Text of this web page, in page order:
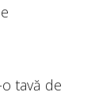
tavă de